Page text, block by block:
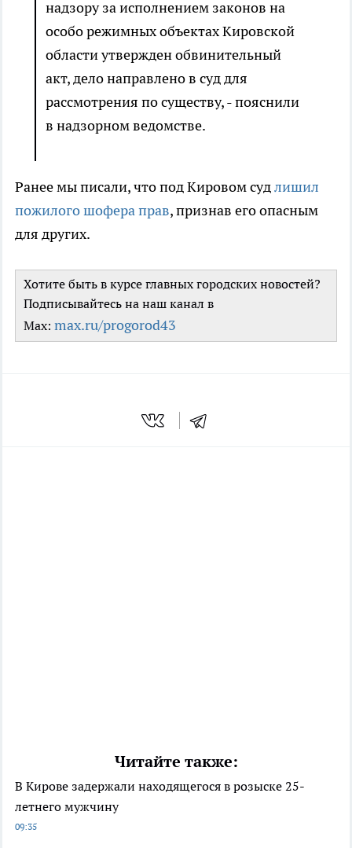
надзору за исполнением законов на
особо режимных объектах Кировской
области утвержден обвинительный
акт, дело направлено в суд для
рассмотрения по существу, - пояснили
в надзорном ведомстве.
Ранее мы писали, что под Кировом судлишил
пожилого шофера прав, признав его опасным
для других.
Хотите быть в курсе главных городских новостей?
Подписывайтесь на наш канал в
Max: max.ru/progorod43
Читайте также:
В Кирове задержали находящегося в розыске 25-
летнего мужчину
09:35